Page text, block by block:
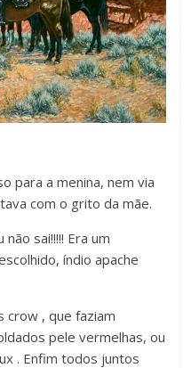
para a menina, nem via
com o grito da mãe.
sai!!!!! Era um
índio apache
crow , que faziam
pele vermelhas, ou
. Enfim todos juntos